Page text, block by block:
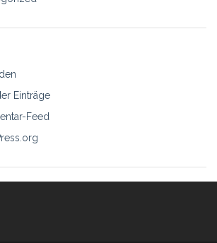
Einträge
Feed